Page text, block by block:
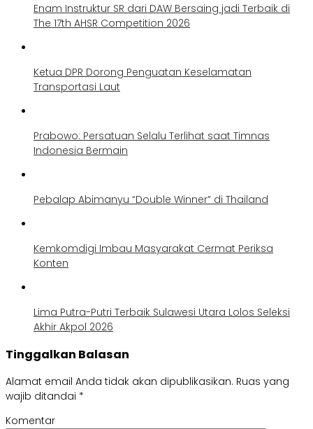
Enam Instruktur SR dari DAW Bersaing jadi Terbaik di
The 17th AHSR Competition 2026
Ketua DPR Dorong Penguatan Keselamatan
Transportasi Laut
Prabowo: Persatuan Selalu Terlihat saat Timnas
Indonesia Bermain
Pebalap Abimanyu “Double Winner” di Thailand
Kemkomdigi Imbau Masyarakat Cermat Periksa
Konten
Lima Putra-Putri Terbaik Sulawesi Utara Lolos Seleksi
Akhir Akpol 2026
Tinggalkan Balasan
Alamat email Anda tidak akan dipublikasikan. Ruas yang
wajib ditandai *
Komentar